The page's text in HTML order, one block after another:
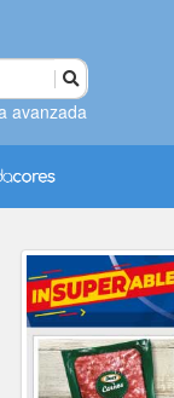
avanzada